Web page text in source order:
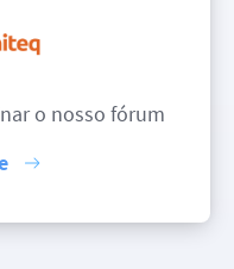
o nosso fórum